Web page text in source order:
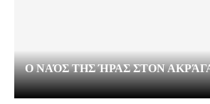
Ο ΝΑΌΣ ΤΗΣ ΉΡΑΣ ΣΤΟΝ